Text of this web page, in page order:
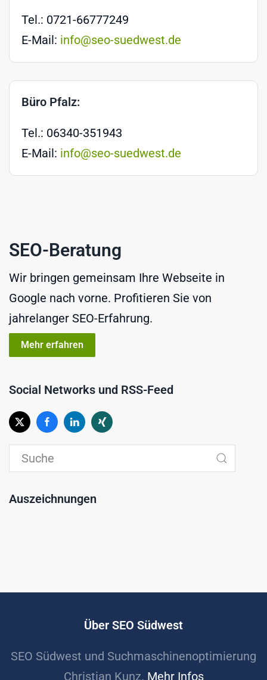
Tel.: 0721-66777249
E-Mail: info@seo-suedwest.de
Büro Pfalz:
Tel.: 06340-351943
E-Mail: info@seo-suedwest.de
SEO-Beratung
Wir bringen gemeinsam Ihre Webseite in
Google nach vorne. Profitieren Sie von
jahrelanger SEO-Erfahrung.
Mehr erfahren
Social Networks und RSS-Feed
Auszeichnungen
Über SEO Südwest
SEO Südwest und Suchmaschinenoptimierung
Christian Kunz. Mehr Infos